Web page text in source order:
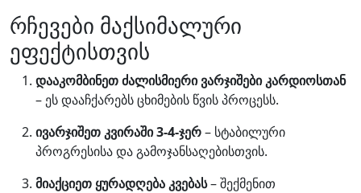
რჩევები მაქსიმალური
ეფექტისთვის
დააკომბინეთ ძალისმიერი ვარჯიშები კარდიოსთან
– ეს დააჩქარებს ცხიმების წვის პროცესს.
ივარჯიშეთ კვირაში 3-4-ჯერ– სტაბილური
პროგრესისა და გამოჯანსაღებისთვის.
მიაქციეთ ყურადღება კვებას– შექმენით